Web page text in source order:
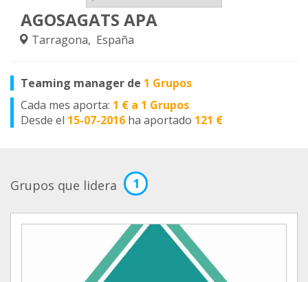
AGOSAGATS APA
Tarragona, España
Teaming manager de 1 Grupos
Cada mes aporta: 1 € a 1 Grupos
Desde el 15-07-2016 ha aportado 121 €
Grupos que lidera 1